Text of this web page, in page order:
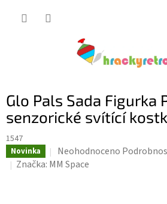
Glo Pals Sada Figurka
senzorické svítící
1547
Novinka
Průměrné
hodnocení
Neohodnoceno
Značka: MM Space